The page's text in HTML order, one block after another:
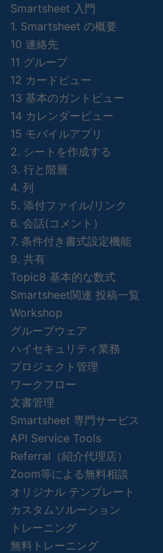
Smartsheet 入門
1. Smartsheet の概要
10 連絡先
11 グループ
12 カードビュー
13 基本のガントビュー
14 カレンダービュー
15 モバイルアプリ
2. シートを作成する
3. 行と階層
4. 列
5. 添付ファイル/リンク
6. 会話(コメント）
7. 条件付き書式設定機能
9. 共有
Topic8 基本的な数式
Smartsheet関連 投稿一覧
Workshop
グループウェア
ハイセキュリティ業務
プロジェクト管理
ワークフロー
文書管理
Smartsheet 専門サービス
API Service Tools
Referral（紹介代理店）
Zoom等による無料相談
オリジナル テンプレート
カスタムソルーション
トレーニング
無料トレーニング